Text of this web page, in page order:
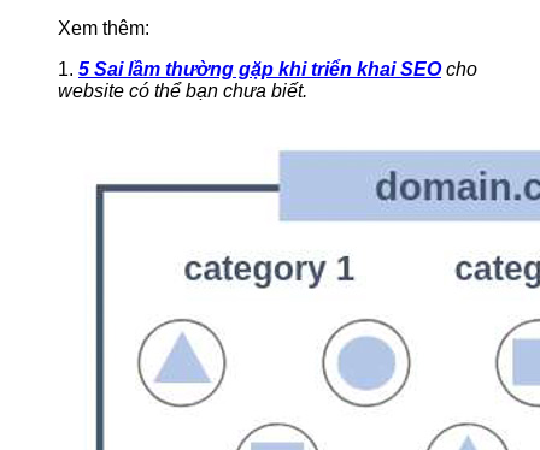
Xem thêm:
1. 5 Sai lầm thường gặp khi triển khai SEOcho
website có thể bạn chưa biết.